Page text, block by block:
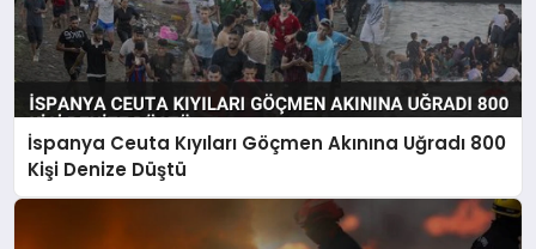
İspanya Ceuta Kıyıları Göçmen Akınına Uğradı 800
Kişi Denize Düştü